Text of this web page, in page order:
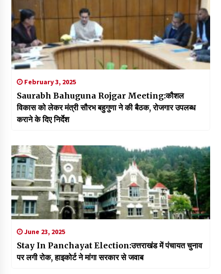
February 3, 2025
Saurabh Bahuguna Rojgar Meeting:कौशल
विकास को लेकर मंत्री सौरभ बहुगुणा ने की बैठक, रोजगार उपलब्ध
कराने के दिए निर्देश
June 23, 2025
Stay In Panchayat Election:उत्तराखंड में पंचायत चुनाव
पर लगी रोक, हाइकोर्ट ने मांगा सरकार से जवाब